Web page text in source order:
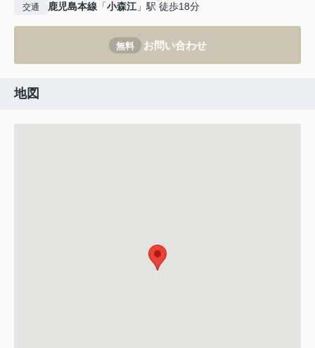
交通 鹿児島本線 「小森江」駅 徒歩18分
無料 お問い合わせ
地図